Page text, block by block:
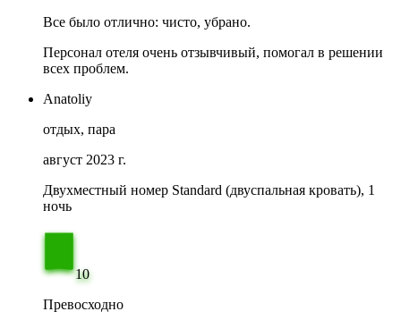
Все было отлично: чисто, убрано.
Персонал отеля очень отзывчивый, помогал в решении
всех проблем.
Anatoliy
отдых, пара
август 2023 г.
Двухместный номер Standard (двуспальная кровать), 1
ночь
10
Превосходно